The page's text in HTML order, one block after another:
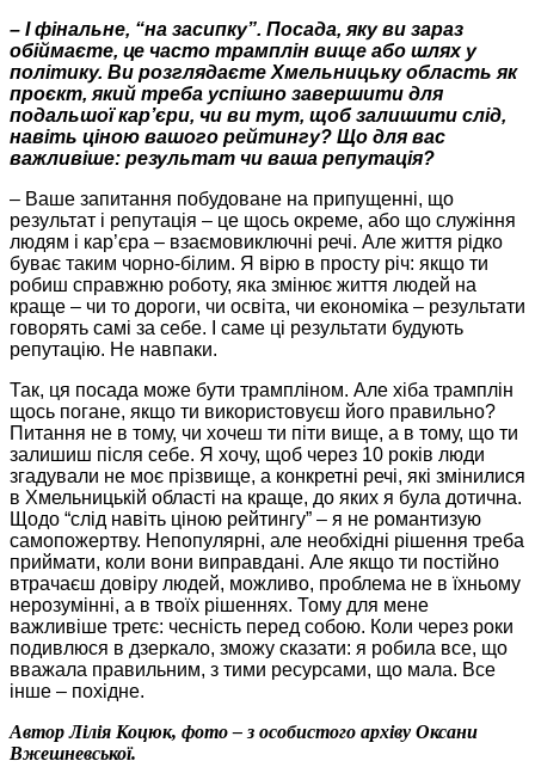
– І фінальне, “на засипку”. Посада, яку ви зараз
обіймаєте, це часто трамплін вище або шлях у
політику. Ви розглядаєте Хмельницьку область як
проєкт, який треба успішно завершити для
подальшої кар’єри, чи ви тут, щоб залишити слід,
навіть ціною вашого рейтингу? Що для вас
важливіше: результат чи ваша репутація?
– Ваше запитання побудоване на припущенні, що
результат і репутація – це щось окреме, або що служіння
людям і кар’єра – взаємовиключні речі. Але життя рідко
буває таким чорно-білим. Я вірю в просту річ: якщо ти
робиш справжню роботу, яка змінює життя людей на
краще – чи то дороги, чи освіта, чи економіка – результати
говорять самі за себе. І саме ці результати будують
репутацію. Не навпаки.
Так, ця посада може бути трампліном. Але хіба трамплін
щось погане, якщо ти використовуєш його правильно?
Питання не в тому, чи хочеш ти піти вище, а в тому, що ти
залишиш після себе. Я хочу, щоб через 10 років люди
згадували не моє прізвище, а конкретні речі, які змінилися
в Хмельницькій області на краще, до яких я була дотична.
Щодо “слід навіть ціною рейтингу” – я не романтизую
самопожертву. Непопулярні, але необхідні рішення треба
приймати, коли вони виправдані. Але якщо ти постійно
втрачаєш довіру людей, можливо, проблема не в їхньому
нерозумінні, а в твоїх рішеннях. Тому для мене
важливіше третє: чесність перед собою. Коли через роки
подивлюся в дзеркало, зможу сказати: я робила все, що
вважала правильним, з тими ресурсами, що мала. Все
інше – похідне.
Автор Лілія Коцюк, фото – з особистого архіву Оксани
Вжешневської.